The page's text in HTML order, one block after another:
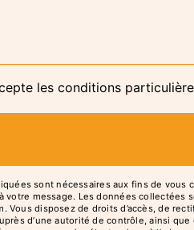
les conditions
sont nécessaires aux fins de
message. Les données collectées
Vous disposez de droits d’accès, de
d’une autorité de contrôle, ainsi